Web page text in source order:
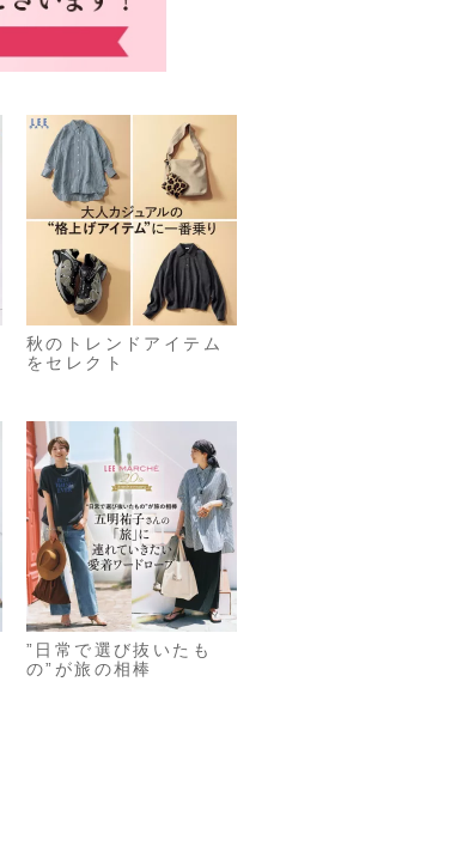
秋のトレンドアイテム
をセレクト
”日常で選び抜いたも
の”が旅の相棒